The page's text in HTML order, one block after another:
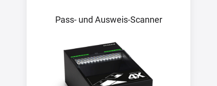
Pass- und Ausweis-Scanner